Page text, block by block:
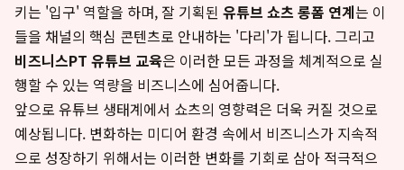
키는 '입구' 역할을 하며, 잘 기획된 유튜브 쇼츠 롱폼 연계는 이
들을 채널의 핵심 콘텐츠로 안내하는 '다리'가 됩니다. 그리고
비즈니스PT 유튜브 교육은 이러한 모든 과정을 체계적으로 실
행할 수 있는 역량을 비즈니스에 심어줍니다.
앞으로 유튜브 생태계에서 쇼츠의 영향력은 더욱 커질 것으로
예상됩니다. 변화하는 미디어 환경 속에서 비즈니스가 지속적
으로 성장하기 위해서는 이러한 변화를 기회로 삼아 적극적으